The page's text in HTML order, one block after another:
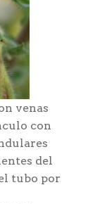
venas
con
del
tubo por